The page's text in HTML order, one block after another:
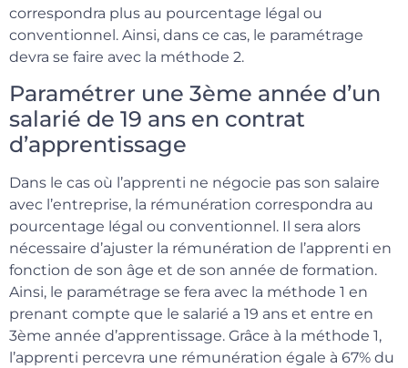
correspondra plus au pourcentage légal ou
conventionnel. Ainsi, dans ce cas, le paramétrage
devra se faire avec la méthode 2.
Paramétrer une 3ème année d’un
salarié de 19 ans en contrat
d’apprentissage
Dans le cas où l’apprenti ne négocie pas son salaire
avec l’entreprise, la rémunération correspondra au
pourcentage légal ou conventionnel. Il sera alors
nécessaire d’ajuster la rémunération de l’apprenti en
fonction de son âge et de son année de formation.
Ainsi, le paramétrage se fera avec la méthode 1 en
prenant compte que le salarié a 19 ans et entre en
3ème année d’apprentissage. Grâce à la méthode 1,
l’apprenti percevra une rémunération égale à 67% du